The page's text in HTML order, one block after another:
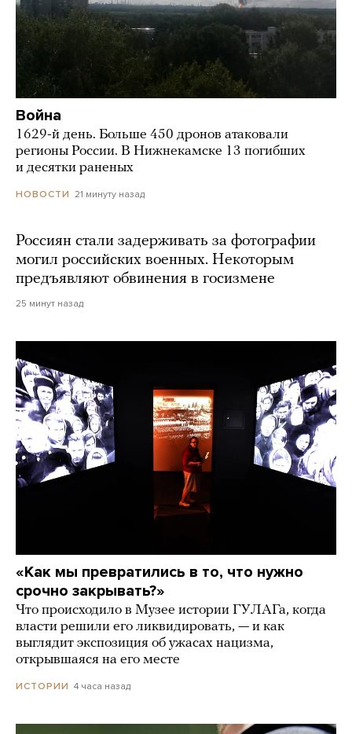
Война
1629-й день. Больше 450 дронов атаковали
регионы России. В Нижнекамске 13 погибших
и десятки раненых
НОВОСТИ 21 минуту назад
Россиян стали задерживать за фотографии
могил российских военных. Некоторым
предъявляют обвинения в госизмене
25 минут назад
«Как мы превратились в то, что нужно
срочно закрывать?»
Что происходило в Музее истории ГУЛАГа, когда
власти решили его ликвидировать, — и как
выглядит экспозиция об ужасах нацизма,
открывшаяся на его месте
ИСТОРИИ 4 часа назад